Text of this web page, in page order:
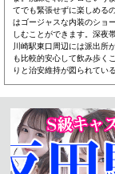
てでも緊張せずに楽しめる
はゴージャスな内装のショ
しむことができます。深夜
川崎駅東口周辺には派出所
も比較的安心して飲み歩く
りと治安維持が図られてい